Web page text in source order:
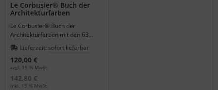
Le Corbusier® Buch der
Architekturfarben
Le Corbusier® Buch der
Architekturfarben mit den 63
Farben der Polychromie
Architekturale.
Lieferzeit: sofort lieferbar
120,00 €
zzgl. 19 % MwSt.
142,80 €
inkl. 19 % MwSt.